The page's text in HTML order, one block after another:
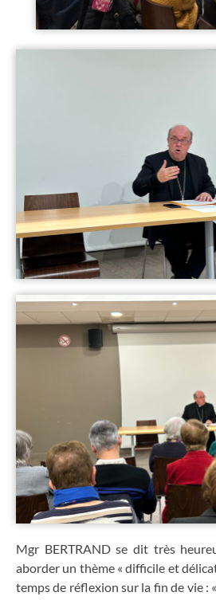
Mgr BERTRAND se dit très
aborder un thème « difficile et
temps de réflexion sur la fin de vie :